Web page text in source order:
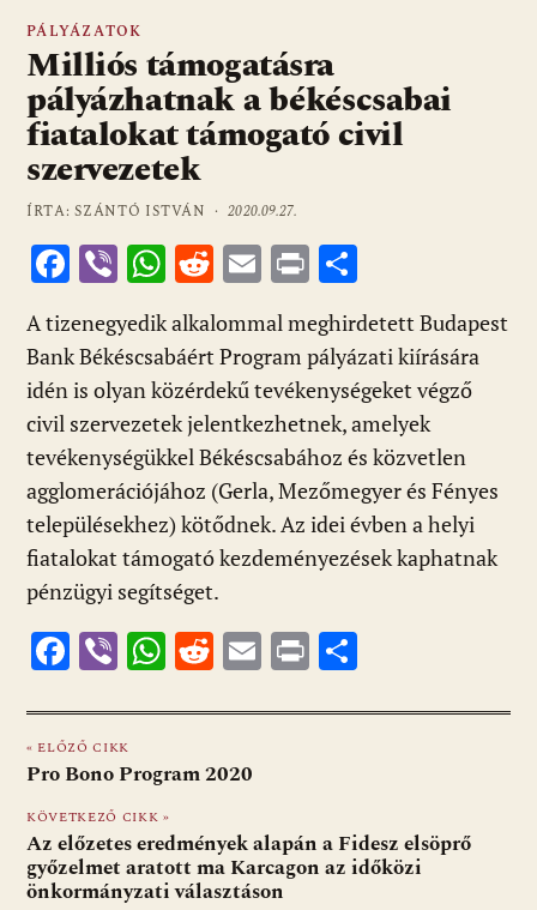
PÁLYÁZATOK
Milliós támogatásra
pályázhatnak a békéscsabai
fiatalokat támogató civil
szervezetek
ÍRTA: SZÁNTÓ ISTVÁN ·2020.09.27.
F
e
b
o
o
k
Vi
er
W
h
at
s
A
p
p
R
e
d
di
t
E
m
ai
l
Pr
in
t
ss
za
m
e
g
A tizenegyedik alkalommal meghirdetett Budapest
Bank Békéscsabáért Program pályázati kiírására
idén is olyan közérdekű tevékenységeket végző
civil szervezetek jelentkezhetnek, amelyek
tevékenységükkel Békéscsabához és közvetlen
agglomerációjához (Gerla, Mezőmegyer és Fényes
településekhez) kötődnek. Az idei évben a helyi
fiatalokat támogató kezdeményezések kaphatnak
pénzügyi segítséget.
F
e
b
o
o
k
Vi
er
W
at
s
A
p
p
R
d
di
E
ai
Pr
t za
g
« ELŐZŐ CIKK
Pro Bono Program 2020
KÖVETKEZŐ CIKK »
Az előzetes eredmények alapán a Fidesz elsöprő
győzelmet aratott ma Karcagon az időközi
önkormányzati választáson